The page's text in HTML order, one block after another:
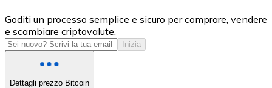
USD Coin
USDC
Goditi un processo semplice e sicuro per comprare, vendere
e scambiare criptovalute.
Inizia
Dettagli prezzo Bitcoin